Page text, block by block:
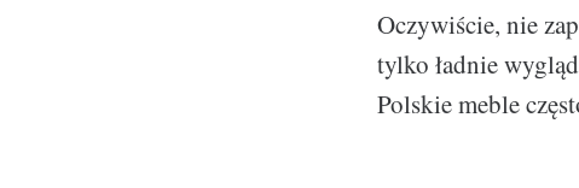
Oczywiście, nie
tylko ładnie
Polskie meble